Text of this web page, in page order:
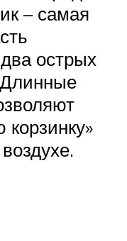
– самая
острых
Длинные